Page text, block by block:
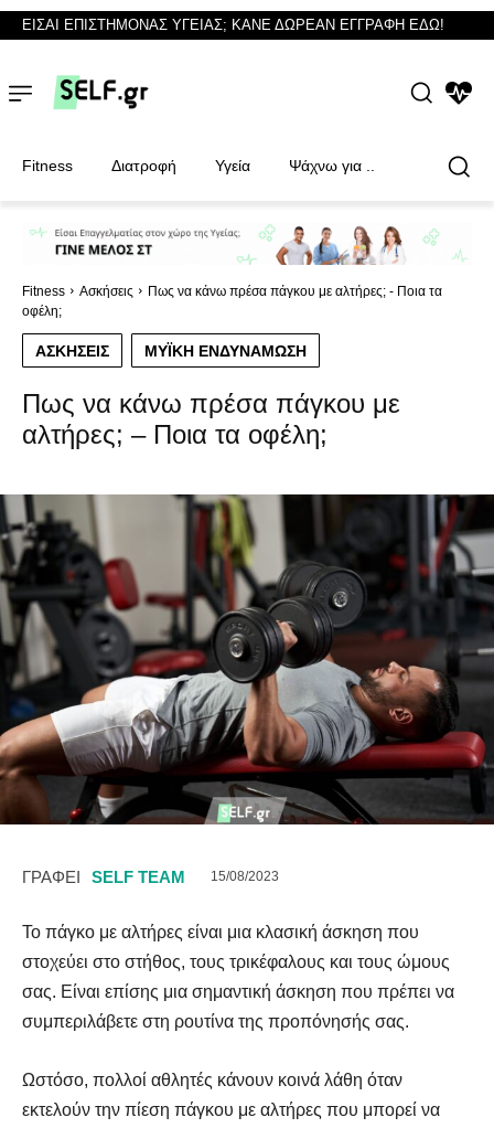
Φυσικοθεραπευτές
Φυσικοθεραπευτές
ΕΙΣΑΙ ΕΠΙΣΤΗΜΟΝΑΣ ΥΓΕΙΑΣ; ΚΑΝΕ ΔΩΡΕΑΝ ΕΓΓΡΑΦΗ ΕΔΩ!
Fitness Διατροφή Υγεία Ψάχνω για ..
Fitness Ασκήσεις
Πως να κάνω πρέσα πάγκου με αλτήρες; - Ποια τα
οφέλη;
ΑΣΚΉΣΕΙΣ ΜΥΪΚΉ ΕΝΔΥΝΆΜΩΣΗ
Πως να κάνω πρέσα πάγκου με
αλτήρες; – Ποια τα οφέλη;
ΓΡΑΦΕΙ SELF TEAM 15/08/2023
Το πάγκο με αλτήρες είναι μια κλασική άσκηση που
στοχεύει στο στήθος, τους τρικέφαλους και τους ώμους
σας. Είναι επίσης μια σημαντική άσκηση που πρέπει να
συμπεριλάβετε στη ρουτίνα της προπόνησής σας.
Ωστόσο, πολλοί αθλητές κάνουν κοινά λάθη όταν
εκτελούν την πίεση πάγκου με αλτήρες που μπορεί να